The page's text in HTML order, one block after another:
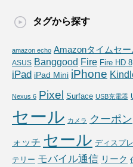
タグから探す
amazon echo Amazonタイムセー
ASUS Banggood Fire Fire HD 8
iPad iPad Mini iPhone
Nexus 6 Pixel Surface USB充電器
セール カメラ クーポン
ォッチ セール ディスプ
テリー モバイル通信 リーク